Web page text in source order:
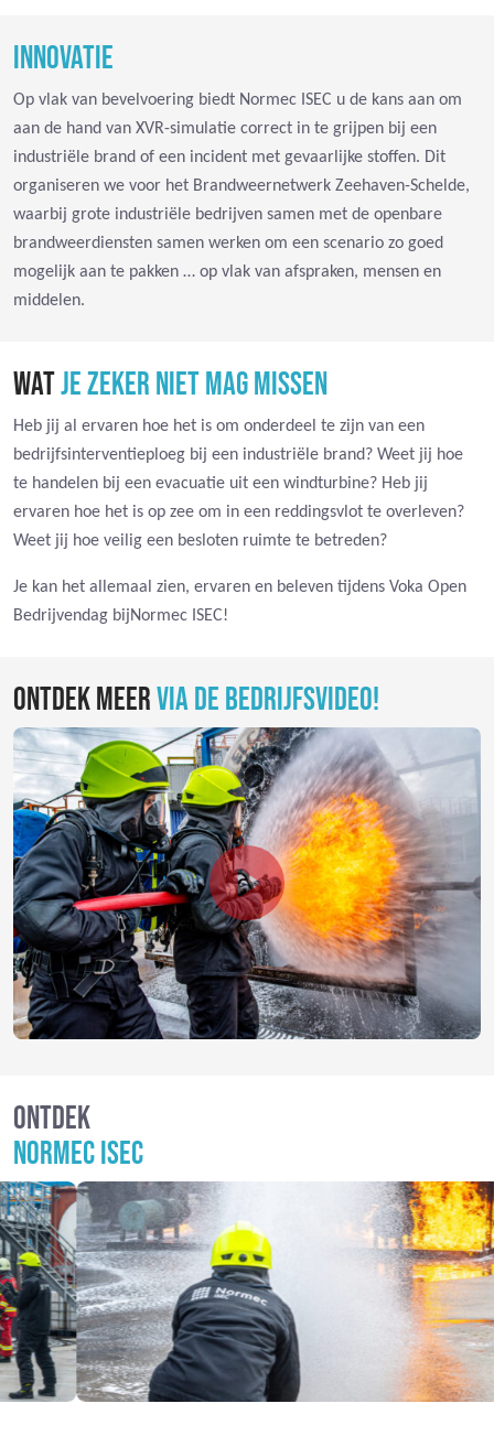
INNOVATIE
Op vlak van bevelvoering biedt Normec ISEC u de kans aan om
aan de hand van XVR-simulatie correct in te grijpen bij een
industriële brand of een incident met gevaarlijke stoffen. Dit
organiseren we voor het Brandweernetwerk Zeehaven-Schelde,
waarbij grote industriële bedrijven samen met de openbare
brandweerdiensten samen werken om een scenario zo goed
mogelijk aan te pakken … op vlak van afspraken, mensen en
middelen.
WATJE ZEKER NIET MAG MISSEN
Heb jij al ervaren hoe het is om onderdeel te zijn van een
bedrijfsinterventieploeg bij een industriële brand? Weet jij hoe
te handelen bij een evacuatie uit een windturbine? Heb jij
ervaren hoe het is op zee om in een reddingsvlot te overleven?
Weet jij hoe veilig een besloten ruimte te betreden?
Je kan het allemaal zien, ervaren en beleven tijdens Voka Open
Bedrijvendag bijNormec ISEC!
ONTDEK MEERVIA DE BEDRIJFSVIDEO!
ONTDEK
NORMEC ISEC